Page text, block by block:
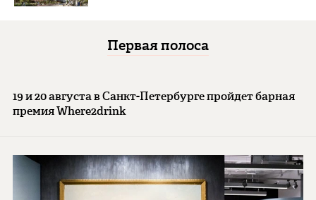
Первая полоса
19 и 20 августа в Санкт-Петербурге пройдет барная
премия Where2drink